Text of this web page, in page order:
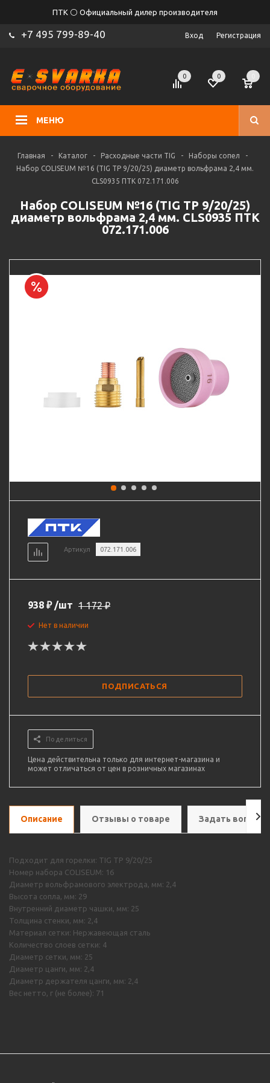
ПТК ⚪ Официальный дилер производителя
+7 495 799-89-40 Вход Регистрация
МЕНЮ
0 0
Главная - Каталог - Расходные части TIG - Наборы сопел
-
Набор COLISEUM №16 (TIG TP 9/20/25) диаметр вольфрама 2,4 мм.
CLS0935 ПТК 072.171.006
Набор COLISEUM №16 (TIG TP 9/20/25)
диаметр вольфрама 2,4 мм. CLS0935 ПТК
072.171.006
Артикул 072.171.006
938 ₽ /шт 1 172₽
Нет в наличии
ПОДПИСАТЬСЯ
Поделиться
Цена действительна только для интернет-магазина и
может отличаться от цен в розничных магазинах
Описание Отзывы о товаре Задать вопрос
Подходит для горелки: TIG TP 9/20/25
Номер набора COLISEUM: 16
Диаметр вольфрамового электрода, мм: 2,4
Высота сопла, мм: 29
Внутренний диаметр чашки, мм: 25
Толщина стенки, мм: 2,4
Материал сетки: Нержавеющая сталь
Количество слоев сетки: 4
Диаметр сетки, мм: 25
Диаметр цанги, мм: 2,4
Диаметр держателя цанги, мм: 2,4
Вес нетто, г (не более): 71